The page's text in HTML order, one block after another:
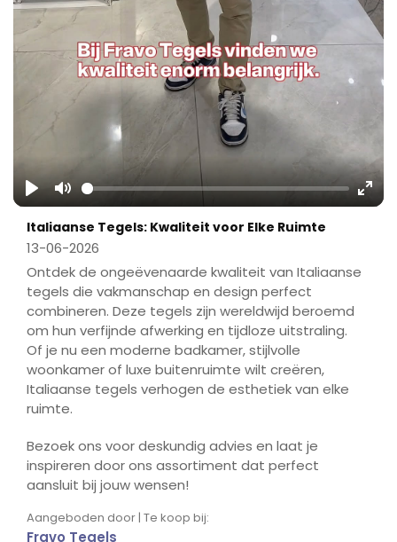
Play Mute
Italiaanse Tegels: Kwaliteit voor Elke Ruimte
13-06-2026
Ontdek de ongeëvenaarde kwaliteit van Italiaanse
tegels die vakmanschap en design perfect
combineren. Deze tegels zijn wereldwijd beroemd
om hun verfijnde afwerking en tijdloze uitstraling.
Of je nu een moderne badkamer, stijlvolle
woonkamer of luxe buitenruimte wilt creëren,
Italiaanse tegels verhogen de esthetiek van elke
ruimte.
Bezoek ons voor deskundig advies en laat je
inspireren door ons assortiment dat perfect
aansluit bij jouw wensen!
Aangeboden door | Te koop bij:
Fravo Tegels